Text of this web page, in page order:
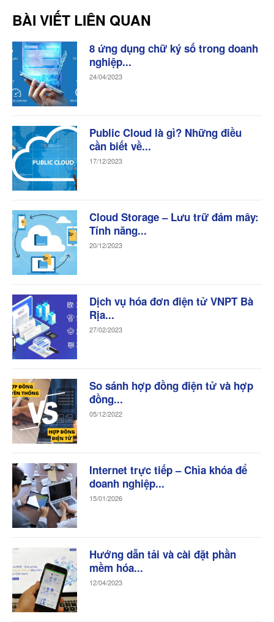
BÀI VIẾT LIÊN QUAN
8 ứng dụng chữ ký số trong doanh
nghiệp...
24/04/2023
Public Cloud là gì? Những điều
cần biết về...
17/12/2023
Cloud Storage – Lưu trữ đám mây:
Tính năng...
20/12/2023
Dịch vụ hóa đơn điện tử VNPT Bà
Rịa...
27/02/2023
So sánh hợp đồng điện tử và hợp
đồng...
05/12/2022
Internet trực tiếp – Chìa khóa để
doanh nghiệp...
15/01/2026
Hướng dẫn tải và cài đặt phần
mềm hóa...
12/04/2023